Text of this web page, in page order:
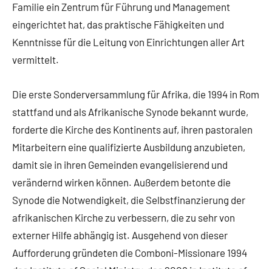
Familie ein Zentrum für Führung und Management
eingerichtet hat, das praktische Fähigkeiten und
Kenntnisse für die Leitung von Einrichtungen aller Art
vermittelt.
Die erste Sonderversammlung für Afrika, die 1994 in Rom
stattfand und als Afrikanische Synode bekannt wurde,
forderte die Kirche des Kontinents auf, ihren pastoralen
Mitarbeitern eine qualifizierte Ausbildung anzubieten,
damit sie in ihren Gemeinden evangelisierend und
verändernd wirken können. Außerdem betonte die
Synode die Notwendigkeit, die Selbstfinanzierung der
afrikanischen Kirche zu verbessern, die zu sehr von
externer Hilfe abhängig ist. Ausgehend von dieser
Aufforderung gründeten die Comboni-Missionare 1994